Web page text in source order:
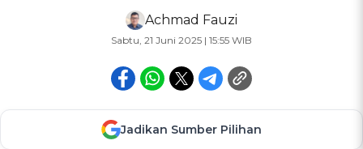
Achmad Fauzi
Sabtu, 21 Juni 2025 | 15:55 WIB
Jadikan Sumber Pilihan